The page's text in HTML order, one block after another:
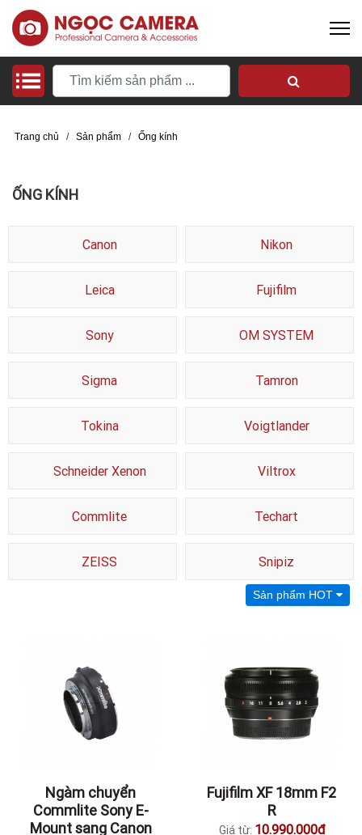
Trang chủ / Sản phẩm / Ống kính
ỐNG KÍNH
Canon Nikon
Leica Fujifilm
Sony OM SYSTEM
Sigma Tamron
Tokina Voigtlander
Schneider Xenon Viltrox
Commlite Techart
ZEISS Snipiz
Sản phẩm HOT
Ngàm chuyển
Commlite Sony E-
Mount sang Canon
Fujifilm XF 18mm F2
R
Giá từ: 10.990.000đ